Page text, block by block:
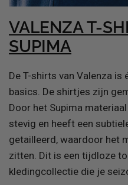
VALENZA T-
SUPIMA
De T-shirts van Valenza is
basics. De shirtjes zijn
Door het Supima
stevig en heeft een
getailleerd, waardoor het
zitten. Dit is een tijdloze
kledingcollectie die je